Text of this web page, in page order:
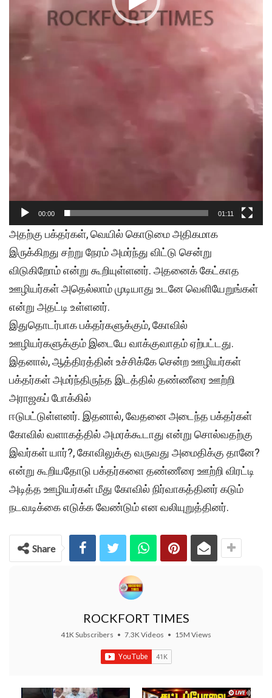
00:00 01:11
அதற்கு பக்தர்கள், வெயில் கொடுமை அதிகமாக
இருக்கிறது சற்று நேரம் அமர்ந்து விட்டு சென்று
விடுகிறோம் என்று கூறியுள்ளனர். அதனைக் கேட்காத
ஊழியர்கள் அதெல்லாம் முடியாது உடனே வெளியேறுங்கள்
என்று அதட்டி உள்ளனர்.
இதுதொடர்பாக பக்தர்களுக்கும், கோவில்
ஊழியர்களுக்கும் இடையே வாக்குவாதம் ஏற்பட்டது.
இதனால், ஆத்திரத்தின் உச்சிக்கே சென்ற ஊழியர்கள்
பக்தர்கள் அமர்ந்திருந்த இடத்தில் தண்ணீரை ஊற்றி
அராஜகப் போக்கில்
ஈடுபட்டுள்ளனர். இதனால், வேதனை அடைந்த பக்தர்கள்
கோவில் வளாகத்தில் அமரக்கூடாது என்று சொல்வதற்கு
இவர்கள் யார்?, கோவிலுக்கு வருவது அமைதிக்கு தானே?
என்று கூறியதோடு பக்தர்களை தண்ணீரை ஊற்றி விரட்டி
அடித்த ஊழியர்கள் மீது கோவில் நிர்வாகத்தினர் கடும்
நடவடிக்கை எடுக்க வேண்டும் என வலியுறுத்தினர்.
Share
ROCKFORT TIMES
41K Subscribers • 7.3K Videos • 15M Views